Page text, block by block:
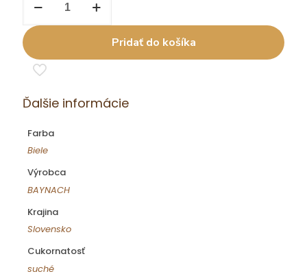
BAY
ol.
0,75
AVO
su.
Pridať do košíka
Ďalšie informácie
Farba
Biele
Výrobca
BAYNACH
Krajina
Slovensko
Cukornatosť
suché